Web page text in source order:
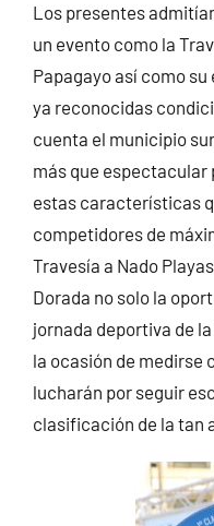
Los presentes
un evento como la
Papagayo así como
ya reconocidas
cuenta el municipio
más que espectacular
estas características
competidores de
Travesía a Nado
Dorada no solo la
jornada deportiva de
la ocasión de medirse
lucharán por seguir
clasificación de la tan